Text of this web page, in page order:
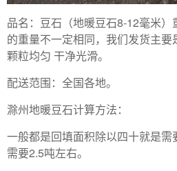
品名：豆石（地暖豆石8-12毫米
的重量不一定相同，我们发货主要
颗粒均匀 干净光滑。
配送范围：全国各地。
滁州地暖豆石计算方法：
一般都是回填面积除以四十就是
需要2.5吨左右。